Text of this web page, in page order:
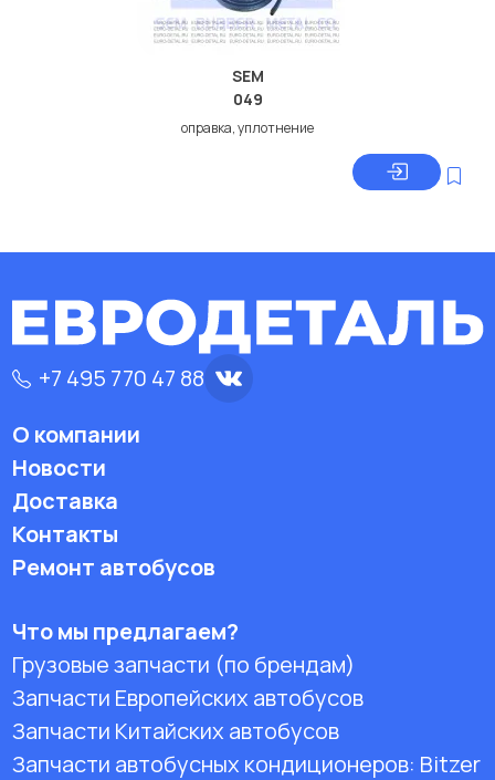
SEM
049
оправка, уплотнение
+7 495 770 47 88
О компании
Новости
Доставка
Контакты
Ремонт автобусов
Что мы предлагаем?
Грузовые запчасти (по брендам)
Запчасти Европейских автобусов
Запчасти Китайских автобусов
Запчасти автобусных кондиционеров: Bitzer